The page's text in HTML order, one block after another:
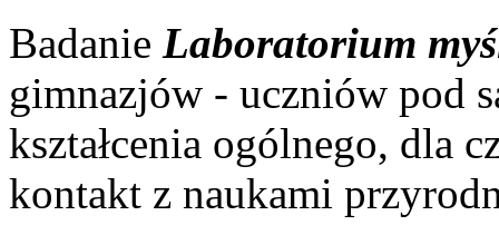
Badanie Laboratorium
gimnazjów - uczniów pod
kształcenia ogólnego, dla
kontakt z naukami